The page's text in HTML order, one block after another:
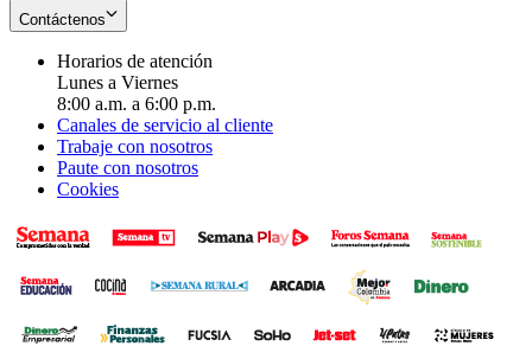
Contáctenos
Horarios de atención
Lunes a Viernes
8:00 a.m. a 6:00 p.m.
Canales de servicio al cliente
Trabaje con nosotros
Paute con nosotros
Cookies